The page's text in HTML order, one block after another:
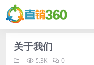
关于我们
5.3K 0